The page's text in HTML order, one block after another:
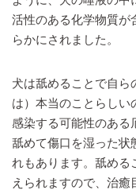
活性のある化学物質が
らかにされました。
犬は舐めることで自ら
は）本当のことらしい
感染する可能性のある
舐めて傷口を湿った状
れもあります。舐める
えられますので、治